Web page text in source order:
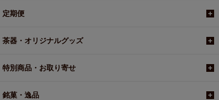
定期便
茶器・オリジナルグッズ
特別商品・お取り寄せ
銘菓・逸品